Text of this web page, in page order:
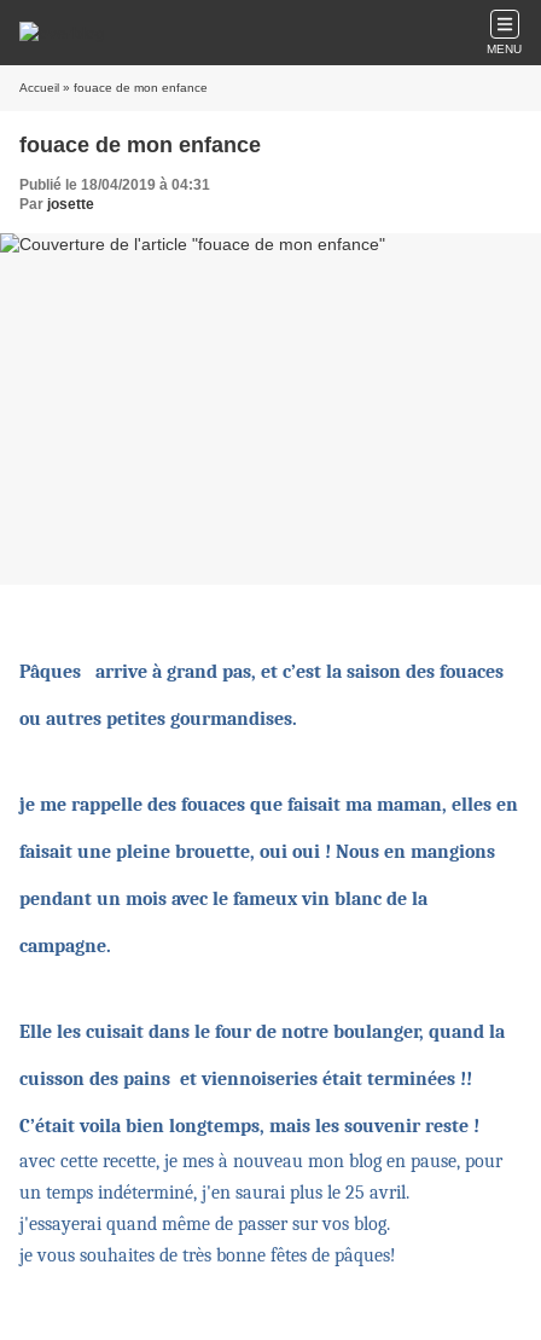
MENU
Accueil » fouace de mon enfance
fouace de mon enfance
Publié le 18/04/2019 à 04:31
Par josette
Pâques arrive à grand pas, et c’est la saison des fouaces
ou autres petites gourmandises.
je me rappelle des fouaces que faisait ma maman, elles en
faisait une pleine brouette, oui oui ! Nous en mangions
pendant un mois avec le fameux vin blanc de la
campagne.
Elle les cuisait dans le four de notre boulanger, quand la
cuisson des pains et viennoiseries était terminées !!
C’était voila bien longtemps, mais les souvenir reste !
avec cette recette, je mes à nouveau mon blog en pause, pour
un temps indéterminé, j'en saurai plus le 25 avril.
j'essayerai quand même de passer sur vos blog.
je vous souhaites de très bonne fêtes de pâques!